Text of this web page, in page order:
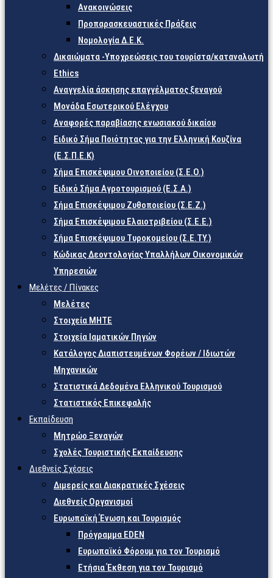
Ανακοινώσεις
Προπαρασκευαστικές Πράξεις
Νομολογία Δ.Ε.Κ.
Δικαιώματα -Υποχρεώσεις του τουρίστα/καταναλωτή
Ethics
Αναγγελία άσκησης επαγγέλματος ξεναγού
Μονάδα Εσωτερικού Ελέγχου
Αναφορές παραβίασης ενωσιακού δικαίου
Ειδικό Σήμα Ποιότητας για την Ελληνική Κουζίνα
(Ε.Σ.Π.Ε.Κ)
Σήμα Επισκέψιμου Οινοποιείου (Σ.Ε.Ο.)
Ειδικό Σήμα Αγροτουρισμού (Ε.Σ.Α.)
Σήμα Επισκέψιμου Ζυθοποιείου (Σ.Ε.Ζ.)
Σήμα Επισκέψιμου Ελαιοτριβείου (Σ.Ε.Ε.)
Σήμα Επισκέψιμου Τυροκομείου (Σ.Ε.TY.)
Κώδικας Δεοντολογίας Υπαλλήλων Οικονομικών
Υπηρεσιών
Μελέτες / Πίνακες
Μελέτες
Στοιχεία ΜΗΤΕ
Στοιχεία Ιαματικών Πηγών
Κατάλογος Διαπιστευμένων Φορέων / Ιδιωτών
Μηχανικών
Στατιστικά Δεδομένα Ελληνικού Τουρισμού
Στατιστικός Επικεφαλής
Εκπαίδευση
Μητρώο Ξεναγών
Σχολές Τουριστικής Εκπαίδευσης
Διεθνείς Σχέσεις
Διμερείς και Διακρατικές Σχέσεις
Διεθνείς Οργανισμοί
Ευρωπαϊκή Ένωση και Τουρισμός
Πρόγραμμα EDEN
Ευρωπαϊκό Φόρουμ για τον Τουρισμό
Ετήσια Έκθεση για τον Τουρισμό